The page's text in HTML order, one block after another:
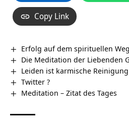
Copy Link
Erfolg auf dem spirituellen
Die Meditation der Liebenden
Leiden ist karmische Reinigung
Twitter ?
Meditation – Zitat des Tages